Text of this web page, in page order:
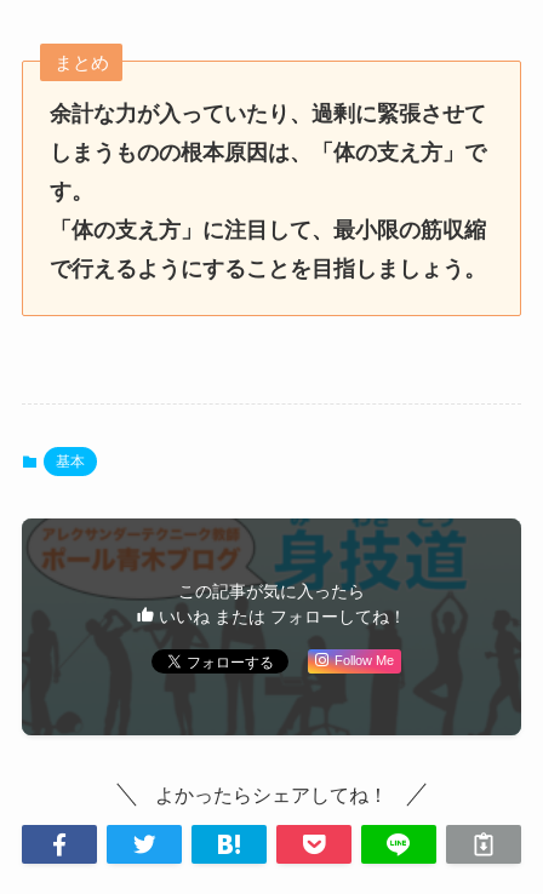
まとめ
余計な力が入っていたり、過剰に緊張させて
しまうものの根本原因は、「体の支え方」で
す。
「体の支え方」に注目して、最小限の筋収縮
で行えるようにすることを目指しましょう。
基本
この記事が気に入ったら
いいね または フォローしてね！
Follow Me
よかったらシェアしてね！